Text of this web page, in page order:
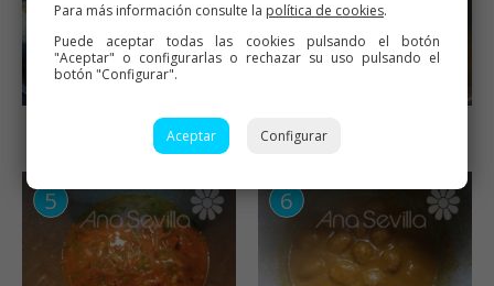
Reservar las albóndigas
Para más información consulte la política de cookies.
Puede aceptar todas las cookies pulsando el botón
"Aceptar" o configurarlas o rechazar su uso pulsando el
botón "Configurar".
Aceptar Configurar